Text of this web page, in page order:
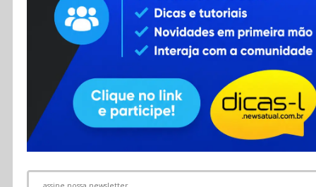
Contato
RSS